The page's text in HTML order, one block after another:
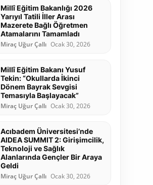
Millî Eğitim Bakanlığı 2026
Yarıyıl Tatili İller Arası
Mazerete Bağlı Öğretmen
Atamalarını Tamamladı
Miraç Uğur Çallı Ocak 30, 2026
Millî Eğitim Bakanı Yusuf
Tekin: “Okullarda İkinci
Dönem Bayrak Sevgisi
Temasıyla Başlayacak”
Miraç Uğur Çallı Ocak 30, 2026
Acıbadem Üniversitesi’nde
AIDEA SUMMIT 2: Girişimcilik,
Teknoloji ve Sağlık
Alanlarında Gençler Bir Araya
Geldi
Miraç Uğur Çallı Ocak 30, 2026